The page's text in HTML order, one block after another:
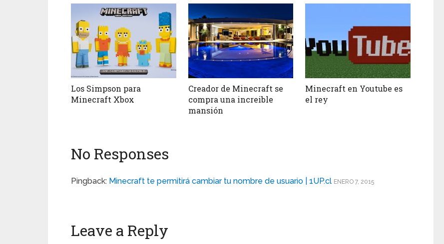
Los Simpson para
Minecraft Xbox
Creador de Minecraft se
compra una increible
mansión
Minecraft en Youtube es
el rey
No Responses
Pingback: Minecraft te permitirá cambiar tu nombre de usuario | 1UP.cl ENERO 7, 2015
Leave a Reply